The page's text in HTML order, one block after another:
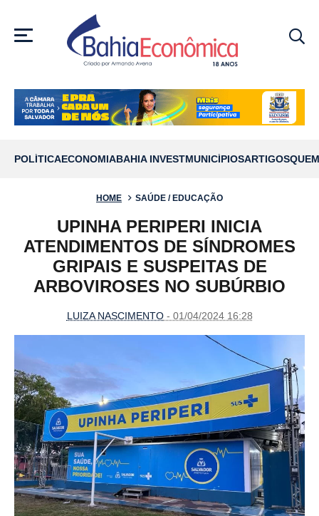
MENU
POLÍTICAECONOMIABAHIA INVESTMUNICÍPIOSARTIGOS
HOME SAÚDE / EDUCAÇÃO
UPINHA PERIPERI INICIA
ATENDIMENTOS DE SÍNDROMES
GRIPAIS E SUSPEITAS DE
ARBOVIROSES NO SUBÚRBIO
LUIZA NASCIMENTO- 01/04/2024 16:28